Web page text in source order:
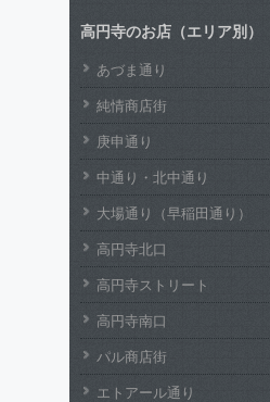
高円寺のお店（エリア別）
あづま通り
純情商店街
庚申通り
中通り・北中通り
大場通り（早稲田通り）
高円寺北口
高円寺ストリート
高円寺南口
パル商店街
エトアール通り